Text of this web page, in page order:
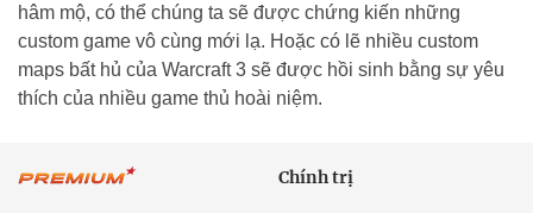
hâm mộ, có thể chúng ta sẽ được chứng kiến những
custom game vô cùng mới lạ. Hoặc có lẽ nhiều custom
maps bất hủ của Warcraft 3 sẽ được hồi sinh bằng sự yêu
thích của nhiều game thủ hoài niệm.
Chính trị